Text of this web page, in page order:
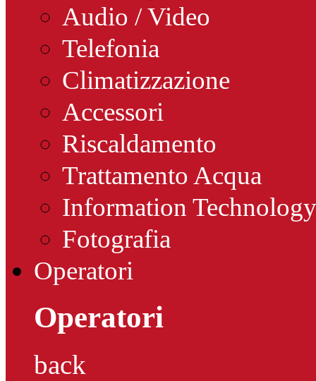
Audio / Video
Telefonia
Climatizzazione
Accessori
Riscaldamento
Trattamento Acqua
Information Technology
Fotografia
Operatori
Operatori
back